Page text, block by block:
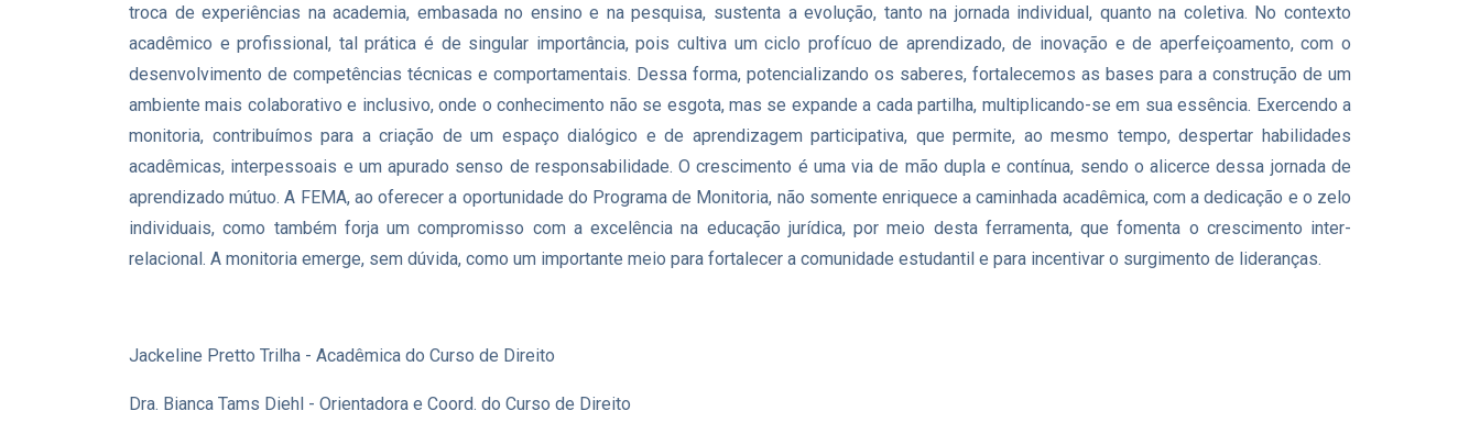
troca de experiências na academia, embasada no ensino e na pesquisa, sustenta a evolução, tanto na jornada individual, quanto na coletiva. No contexto
acadêmico e profissional, tal prática é de singular importância, pois cultiva um ciclo profícuo de aprendizado, de inovação e de aperfeiçoamento, com o
desenvolvimento de competências técnicas e comportamentais. Dessa forma, potencializando os saberes, fortalecemos as bases para a construção de um
ambiente mais colaborativo e inclusivo, onde o conhecimento não se esgota, mas se expande a cada partilha, multiplicando-se em sua essência. Exercendo a
monitoria, contribuímos para a criação de um espaço dialógico e de aprendizagem participativa, que permite, ao mesmo tempo, despertar habilidades
acadêmicas, interpessoais e um apurado senso de responsabilidade. O crescimento é uma via de mão dupla e contínua, sendo o alicerce dessa jornada de
aprendizado mútuo. A FEMA, ao oferecer a oportunidade do Programa de Monitoria, não somente enriquece a caminhada acadêmica, com a dedicação e o zelo
individuais, como também forja um compromisso com a excelência na educação jurídica, por meio desta ferramenta, que fomenta o crescimento inter-
relacional. A monitoria emerge, sem dúvida, como um importante meio para fortalecer a comunidade estudantil e para incentivar o surgimento de lideranças.
Jackeline Pretto Trilha - Acadêmica do Curso de Direito
Dra. Bianca Tams Diehl - Orientadora e Coord. do Curso de Direito